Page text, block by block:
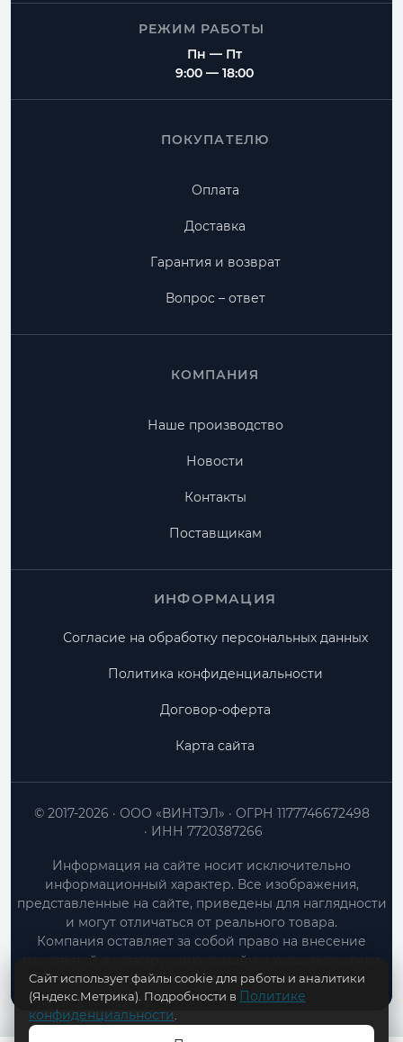
РЕЖИМ РАБОТЫ
Пн — Пт
9:00 — 18:00
ПОКУПАТЕЛЮ
Оплата
Доставка
Гарантия и возврат
Вопрос – ответ
КОМПАНИЯ
Наше производство
Новости
Контакты
Поставщикам
ИНФОРМАЦИЯ
Согласие на обработку персональных данных
Политика конфиденциальности
Договор-оферта
Карта сайта
ООО «ВИНТЭЛ»
ОГРН 1177746672498
ИНН 7720387266
© 2017-2026
Информация на сайте носит исключительно
информационный характер. Все изображения,
представленные на сайте, приведены для наглядности
и могут отличаться от реального товара.
Компания оставляет за собой право на внесение
изменений в конструкцию, дизайн и характеристики
товара без предварительного уведомления.
Сайт использует файлы cookie для работы и аналитики
(Яндекс.Метрика). Подробности в Политике
конфиденциальности